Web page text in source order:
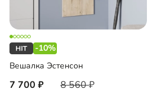
-10%
Вешалка Эстенсон
7 700 8 560